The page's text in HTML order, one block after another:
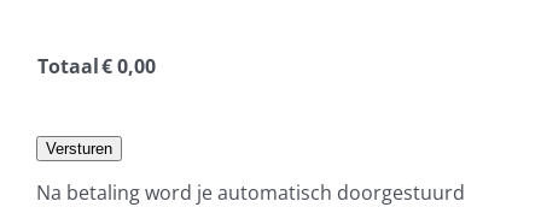
Totaal€0,00
Versturen
Na betaling word je automatisch doorgestuurd